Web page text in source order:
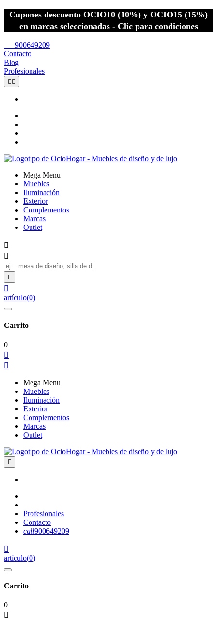
Cupones descuento OCIO10 (10%) y OCIO15 (15%)
en marcas seleccionadas - Clic para condiciones
900649209
Contacto
Blog
Profesionales
 
Mega Menu
Muebles
Iluminación
Exterior
Complementos
Marcas
Outlet




artículo(0)
Carrito
0


Mega Menu
Muebles
Iluminación
Exterior
Complementos
Marcas
Outlet

Profesionales
Contacto
call900649209

artículo(0)
Carrito
0
